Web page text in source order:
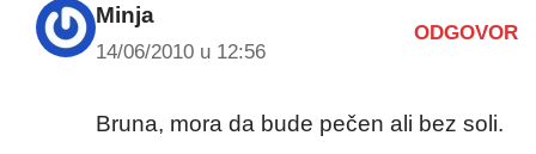
Minja
14/06/2010 u 12:56
ODGOVOR
Bruna, mora da bude pečen ali bez soli.